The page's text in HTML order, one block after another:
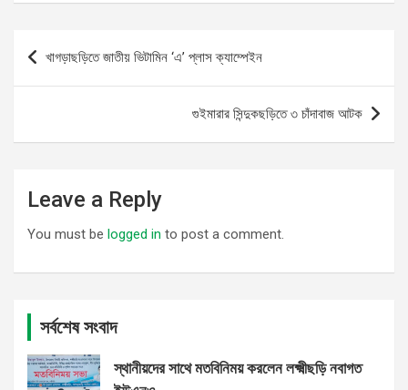
Post
navigation
খাগড়াছড়িতে জাতীয় ভিটামিন ‘এ’ প্লাস ক্যাম্পেইন
গুইমারার সিন্দুকছড়িতে ৩ চাঁদাবাজ আটক
Leave a Reply
You must be logged in to post a comment.
সর্বশেষ সংবাদ
স্থানীয়দের সাথে মতবিনিময় করলেন লক্ষ্মীছড়ি নবাগত